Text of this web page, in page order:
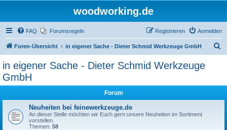
woodworking.de
FAQ Forumsregeln Anmelden
Registrieren
Foren-Übersicht in eigener Sache - Dieter Schmid Werkzeuge GmbH
in eigener Sache - Dieter Schmid Werkzeuge
GmbH
Forum
Neuheiten bei feinewerkzeuge.de
An dieser Stelle möchten wir Euch gern unsere Neuheiten im Sortiment
vorstellen.
Themen: 58